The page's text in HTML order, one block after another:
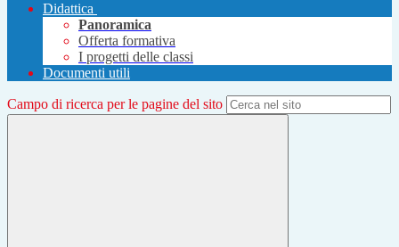
Didattica
Panoramica
Offerta formativa
I progetti delle classi
Documenti utili
Campo di ricerca per le pagine del sito